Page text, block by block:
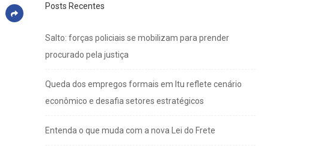
Posts Recentes
Salto: forças policiais se mobilizam para prender
procurado pela justiça
Queda dos empregos formais em Itu reflete cenário
econômico e desafia setores estratégicos
Entenda o que muda com a nova Lei do Frete